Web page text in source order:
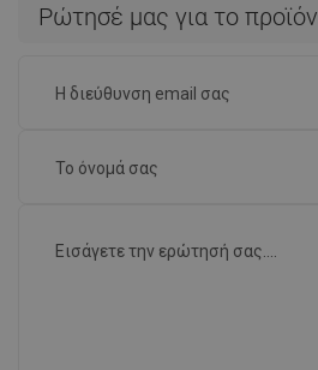
Ρώτησέ μας για το προϊόν